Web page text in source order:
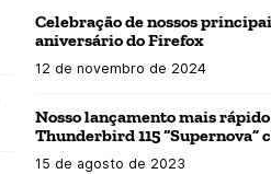
Celebração de nossos
aniversário do Firefox
12 de novembro de 2024
Nosso lançamento mais
Thunderbird 115 “Supernova”
15 de agosto de 2023